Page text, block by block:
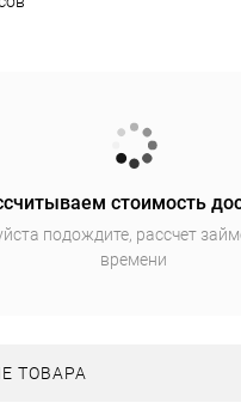
стоимость
подождите, рассчет
времени
ТОВАРА